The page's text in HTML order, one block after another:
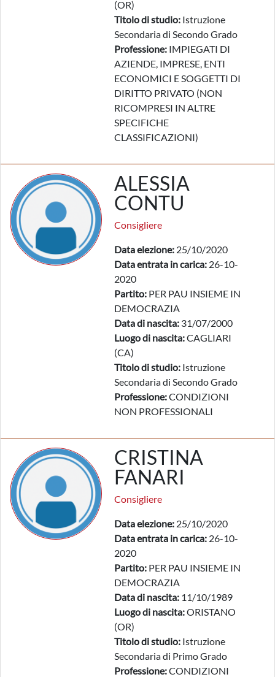
(OR)
Titolo di studio: Istruzione
Secondaria di Secondo Grado
Professione: IMPIEGATI DI
AZIENDE, IMPRESE, ENTI
ECONOMICI E SOGGETTI DI
DIRITTO PRIVATO (NON
RICOMPRESI IN ALTRE
SPECIFICHE
CLASSIFICAZIONI)
ALESSIA
CONTU
Consigliere
Data elezione: 25/10/2020
Data entrata in carica: 26-10-
2020
Partito: PER PAU INSIEME IN
DEMOCRAZIA
Data di nascita: 31/07/2000
Luogo di nascita:CAGLIARI
(CA)
Titolo di studio: Istruzione
Secondaria di Secondo Grado
Professione:CONDIZIONI
NON PROFESSIONALI
CRISTINA
FANARI
Consigliere
Data elezione: 25/10/2020
Data entrata in carica: 26-10-
2020
Partito: PER PAU INSIEME IN
DEMOCRAZIA
Data di nascita: 11/10/1989
Luogo di nascita:ORISTANO
(OR)
Titolo di studio: Istruzione
Secondaria di Primo Grado
Professione:CONDIZIONI